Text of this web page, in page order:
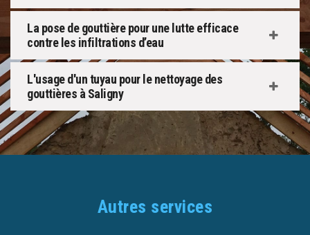
La pose de gouttière pour une lutte efficace
contre les infiltrations d’eau
L'usage d'un tuyau pour le nettoyage des
gouttières à Saligny
Autres services